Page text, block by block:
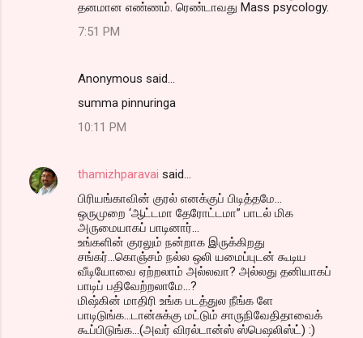
தனமான எண்ணம். ரெண்டாவது Mass psycology.
7:51 PM
Anonymous said…
summa pinnuringa
10:11 PM
thamizhparavai said…
பிரியங்காவின் குரல் எனக்குப் பிடித்தமே...
ஒருமுறை ‘ஆட்டமா தேரோட்டமா” பாடல் மிக
அருமையாகப் பாடினார்...
உங்களின் குரலும் நன்றாக இருக்கிறது
சங்கர்...கொஞ்சம் நல்ல ஒலி யமைப்புடன் கூடிய
வீடியோவை ஏற்றலாம் அல்லவா? அல்லது தனியாகப்
பாடிப் பதிவேற்றலாமே...?
மிஷ்கின் மாதிரி உங்க படத்துல நீங்க ளே
பாடிடுங்க...டான்சுக்கு மட்டும் சாருநிவேதிதாவைக்
கூப்பிடுங்க...(அவர் விரல்டான்ஸ் ஸ்பெஷலிஸ்ட்) :)